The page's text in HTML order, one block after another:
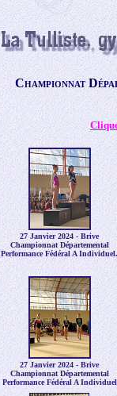
Championnat
27 Janvier 2024 - Brive
Championnat Départemental
Performance Fédéral A Individuel.
27 Janvier 2024 - Brive
Championnat Départemental
Performance Fédéral A Individuel